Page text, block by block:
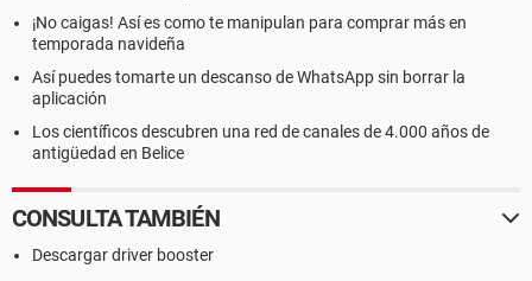
¡No caigas! Así es como te manipulan para comprar más en
temporada navideña
Así puedes tomarte un descanso de WhatsApp sin borrar la
aplicación
Los científicos descubren una red de canales de 4.000 años de
antigüedad en Belice
CONSULTA TAMBIÉN
Descargar driver booster